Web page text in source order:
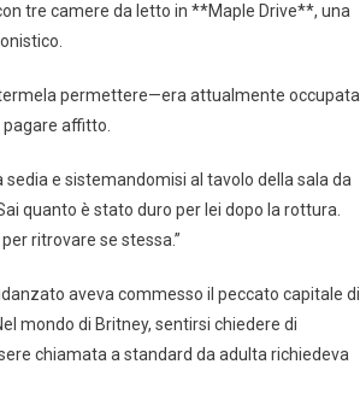
tre camere da letto in **Maple Drive**, una
permettere—era attualmente occupata
affitto.
e sistemandomisi al tavolo della sala da
quanto è stato duro per lei dopo la rottura.
ritrovare se stessa.”
aveva commesso il peccato capitale di
mondo di Britney, sentirsi chiedere di
chiamata a standard da adulta richiedeva